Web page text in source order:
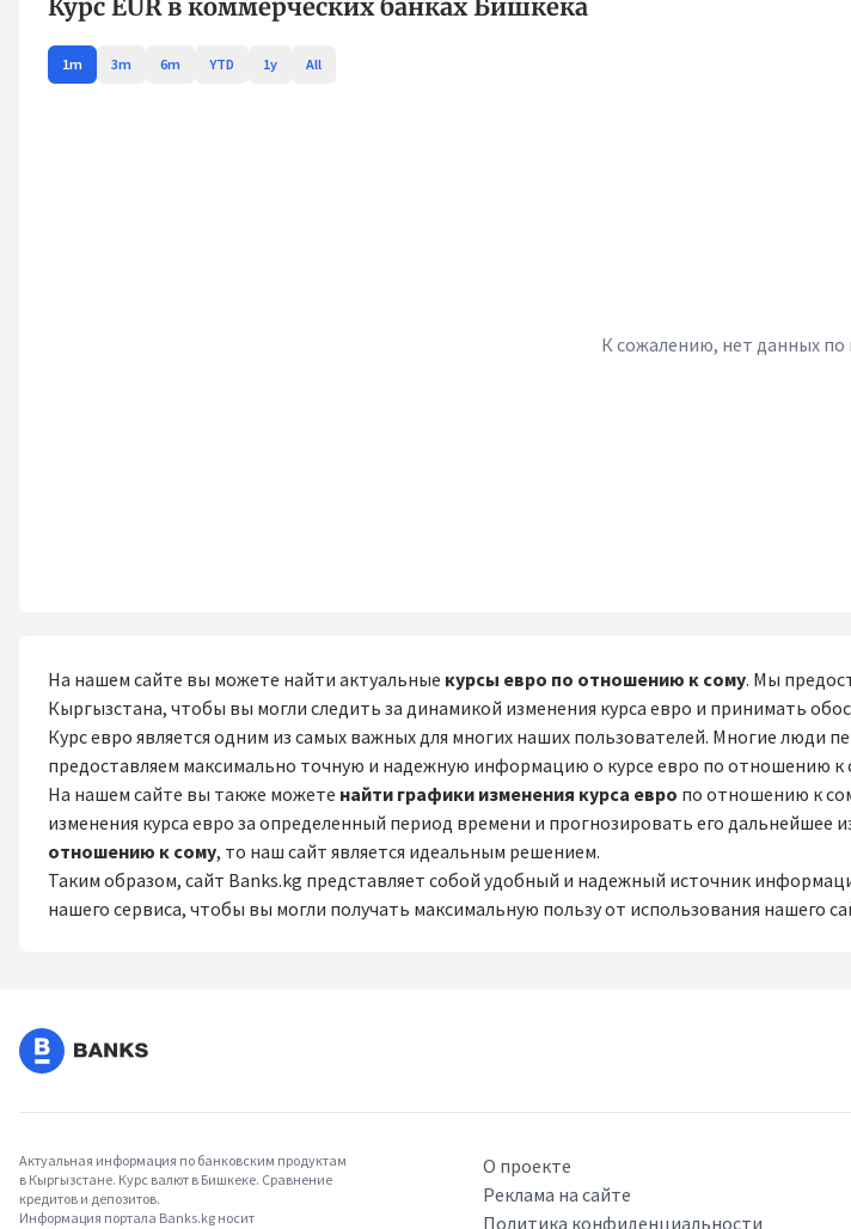
Курс EUR в коммерческих банках Бишкека
1m 3m 6m YTD 1y All
К сожалению, нет данных
На нашем сайте вы можете найти актуальные курсы евро по отношению к сому. Мы
Кыргызстана, чтобы вы могли следить за динамикой изменения курса евро и принимать
Курс евро является одним из самых важных для многих наших пользователей. Многие
предоставляем максимально точную и надежную информацию о курсе евро по отношению к
На нашем сайте вы также можете найти графики изменения курса евро по отношению к
изменения курса евро за определенный период времени и прогнозировать его
отношению к сому, то наш сайт является идеальным решением.
Таким образом, сайт Banks.kg представляет собой удобный и надежный источник
нашего сервиса, чтобы вы могли получать максимальную пользу от использования нашего
Актуальная информация по банковским продуктам
в Кыргызстане. Курс валют в Бишкеке. Сравнение
кредитов и депозитов.
Информация портала Banks.kg носит
О проекте
Реклама на сайте
Политика конфиденциальности